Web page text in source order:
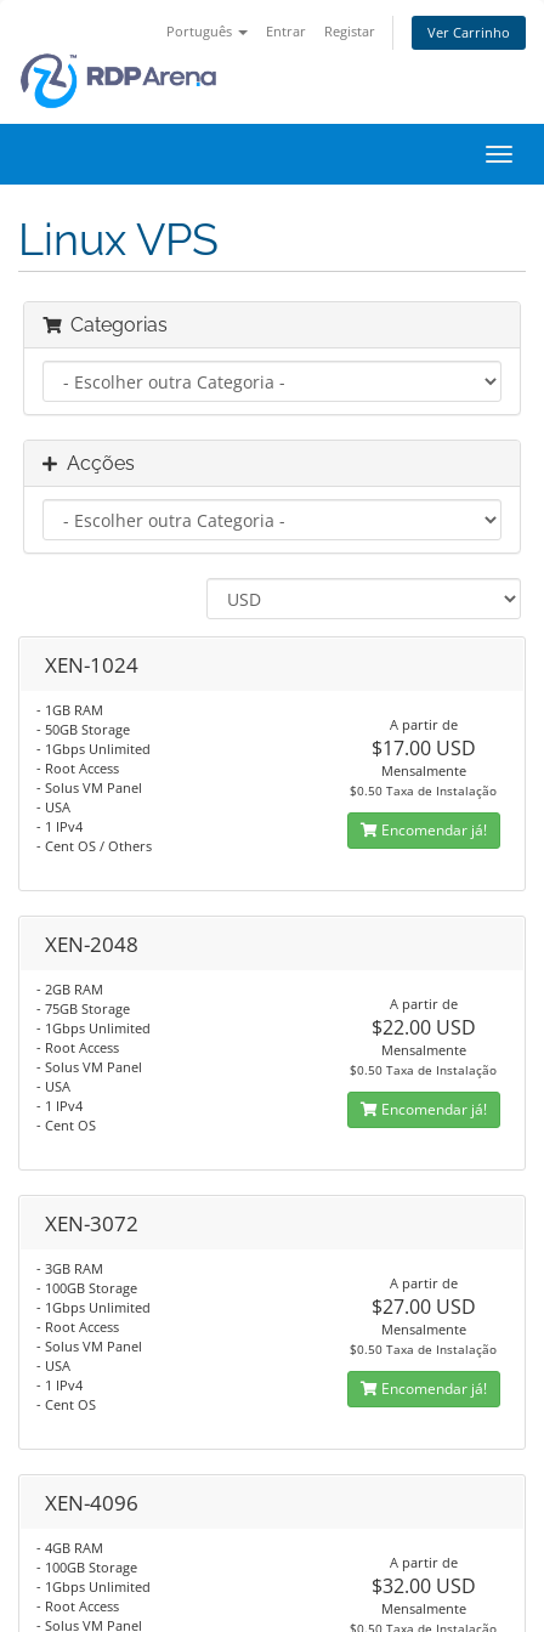
Português Entrar Registar Ver Carrinho
Linux VPS
Categorias
Acções
XEN-1024
- 1GB RAM
- 50GB Storage
- 1Gbps Unlimited
- Root Access
- Solus VM Panel
- USA
- 1 IPv4
- Cent OS / Others
A partir de
$17.00 USD
Mensalmente
$0.50 Taxa de Instalação
Encomendar já!
XEN-2048
- 2GB RAM
- 75GB Storage
- 1Gbps Unlimited
- Root Access
- Solus VM Panel
- USA
- 1 IPv4
- Cent OS
A partir de
$22.00 USD
Mensalmente
$0.50 Taxa de Instalação
Encomendar já!
XEN-3072
- 3GB RAM
- 100GB Storage
- 1Gbps Unlimited
- Root Access
- Solus VM Panel
- USA
- 1 IPv4
- Cent OS
A partir de
$27.00 USD
Mensalmente
$0.50 Taxa de Instalação
Encomendar já!
XEN-4096
- 4GB RAM
- 100GB Storage
- 1Gbps Unlimited
- Root Access
- Solus VM Panel
A partir de
$32.00 USD
Mensalmente